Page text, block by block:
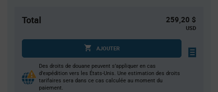
Total 259,20 $
USD
AJOUTER
Des droits de douane peuvent s’appliquer en cas
d’expédition vers les États-Unis. Une estimation des droits
tarifaires sera dans ce cas calculée au moment du
paiement.